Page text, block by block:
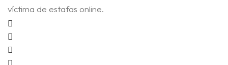
víctima de estafas online.